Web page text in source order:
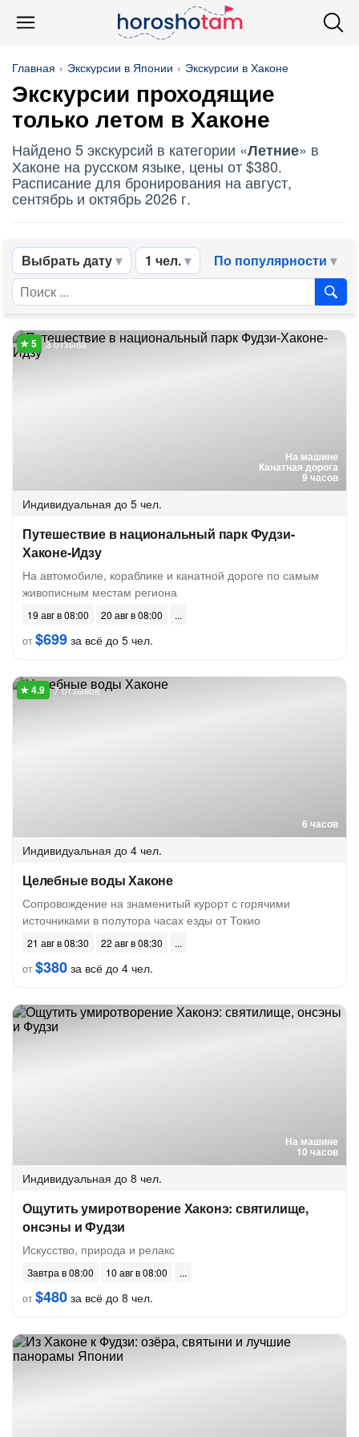
Главная Экскурсии в Японии Экскурсии в Хаконе
Экскурсии проходящие
только летом в Хаконе
Найдено 5 экскурсий в категории «Летние» в
Хаконе на русском языке, цены от $380.
Расписание для бронирования на август,
сентябрь и октябрь 2026 г.
Выбрать дату 1 чел. По популярности
На машине
Канатная дорога
9 часов
3 отзыва
Индивидуальная до 5 чел.
Путешествие в национальный парк Фудзи-
Хаконе-Идзу
На автомобиле, кораблике и канатной дороге по самым
живописным местам региона
19 авг в 08:00
20 авг в 08:00
от$699 за всё до 5 чел.
6 часов
7 отзывов
Индивидуальная до 4 чел.
Целебные воды Хаконе
Сопровождение на знаменитый курорт с горячими
источниками в полутора часах езды от Токио
21 авг в 08:30
22 авг в 08:30
от$380 за всё до 4 чел.
На машине
10 часов
Индивидуальная до 8 чел.
Ощутить умиротворение Хаконэ: святилище,
онсэны и Фудзи
Искусство, природа и релакс
Завтра в 08:00
10 авг в 08:00
от$480 за всё до 8 чел.